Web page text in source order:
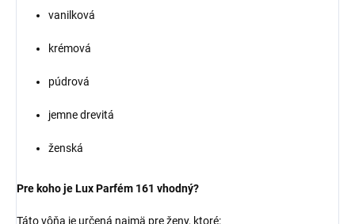
vanilková
krémová
púdrová
jemne drevitá
ženská
Pre koho je Lux Parfém 161 vhodný?
Táto vôňa je určená najmä pre ženy, ktoré: